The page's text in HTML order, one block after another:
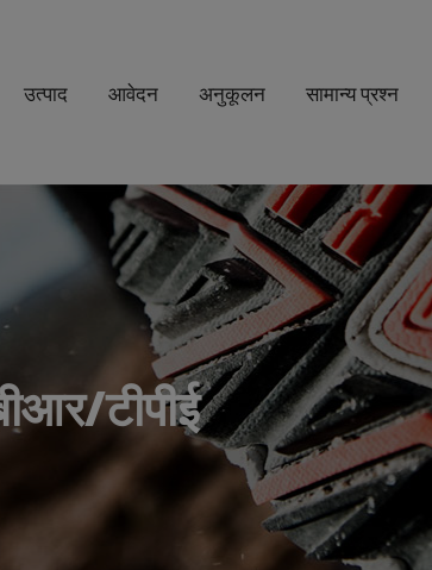
उत्पाद आवेदन अनुकूलन सामान्य प्रश्न
टीपीई